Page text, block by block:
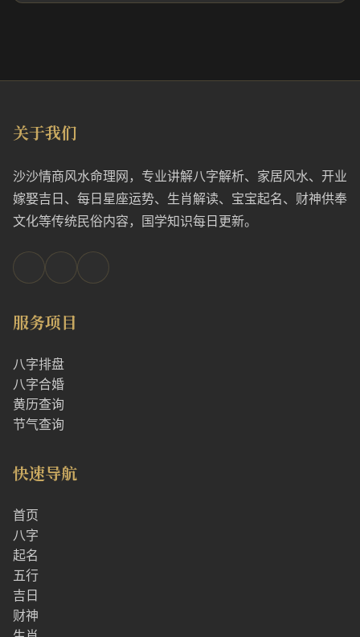
关于我们
沙沙情商风水命理网，专业讲解八字解析、家居风水、开业
嫁娶吉日、每日星座运势、生肖解读、宝宝起名、财神供奉
文化等传统民俗内容，国学知识每日更新。
服务项目
八字排盘
八字合婚
黄历查询
节气查询
快速导航
首页
八字
起名
五行
吉日
财神